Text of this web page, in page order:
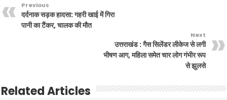
Previous
दर्दनाक सड़क हादसा: गहरी खाई में गिरा
पानी का टैंकर, चालक की मौत
Next
उत्तराखंड : गैस सिलेंडर लीकेज से लगी
भीषण आग, महिला समेत चार लोग गंभीर रूप
से झुलसे
Related Articles